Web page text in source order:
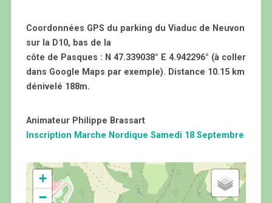
Coordonnées GPS du parking du Viaduc de Neuvon
sur la D10, bas de la
côte de Pasques : N 47.339038° E 4.942296° (à coller
dans Google Maps par exemple). Distance 10.15 km
dénivelé 188m.
Animateur Philippe Brassart
Inscription Marche Nordique Samedi 18 Septembre
+
−